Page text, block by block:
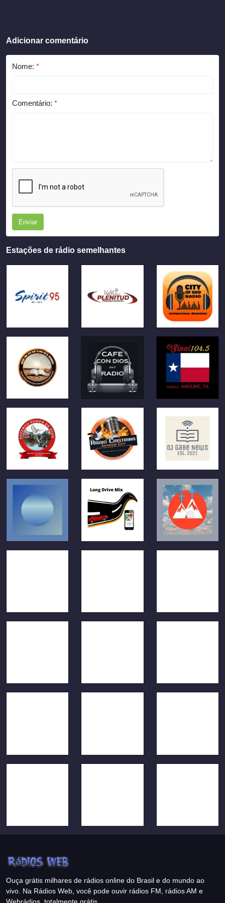
Adicionar comentário
Nome: *
Comentário: *
Enviar
Estações de rádio semelhantes
Ouça grátis milhares de rádios online do Brasil e do mundo ao
vivo. Na Rádios Web, você pode ouvir rádios FM, rádios AM e